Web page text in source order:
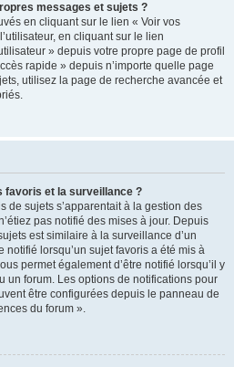
messages et sujets ?
en cliquant sur le lien « Voir vos
en cliquant sur le lien
» depuis votre propre page de profil
rapide » depuis n’importe quelle page
utilisez la page de recherche avancée et
favoris et la surveillance ?
de sujets s’apparentait à la gestion des
pas notifié des mises à jour. Depuis
est similaire à la surveillance d’un
notifié lorsqu’un sujet favoris a été mis à
permet également d’être notifié lorsqu’il y
un forum. Les options de notifications pour
être configurées depuis le panneau de
du forum ».